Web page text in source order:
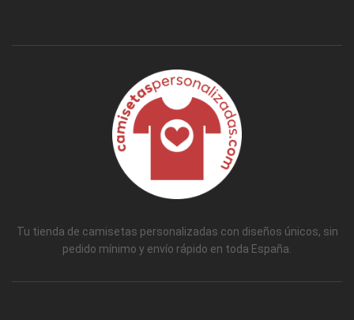
Tu tienda de camisetas personalizadas con diseños únicos, sin
pedido mínimo y envío rápido en toda España.